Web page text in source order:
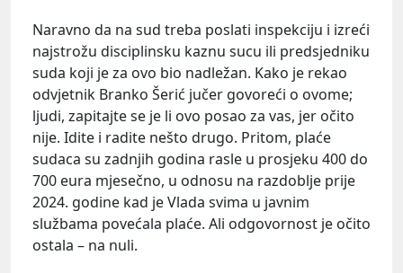
Naravno da na sud treba poslati inspekciju i izreći
najstrožu disciplinsku kaznu sucu ili predsjedniku
suda koji je za ovo bio nadležan. Kako je rekao
odvjetnik Branko Šerić jučer govoreći o ovome;
ljudi, zapitajte se je li ovo posao za vas, jer očito
nije. Idite i radite nešto drugo. Pritom, plaće
sudaca su zadnjih godina rasle u prosjeku 400 do
700 eura mjesečno, u odnosu na razdoblje prije
2024. godine kad je Vlada svima u javnim
službama povećala plaće. Ali odgovornost je očito
ostala – na nuli.